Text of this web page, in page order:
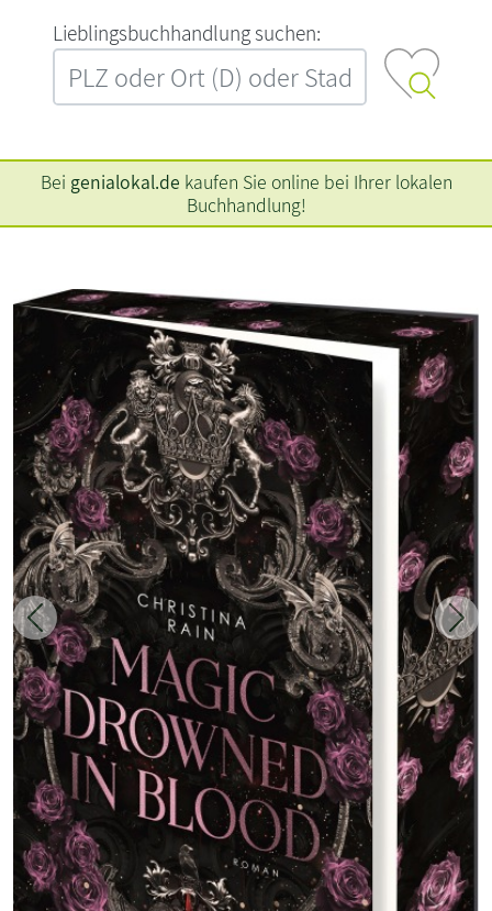
L‍i‍e‍b‍l‍i‍n‍g‍s‍b‍u‍c‍h‍h‍a‍n‍d‍l‍u‍n‍g‍ ‍s‍u‍c‍h‍e‍n‍:‍
Bei genialokal.de kaufen Sie online bei Ihrer lokalen
Buchhandlung!
Zurück